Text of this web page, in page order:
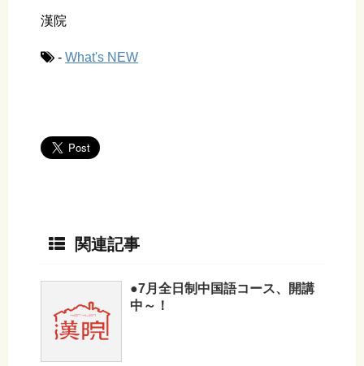
漢院
- What's NEW
関連記事
●7月全日制中国語コース、開講
中～！